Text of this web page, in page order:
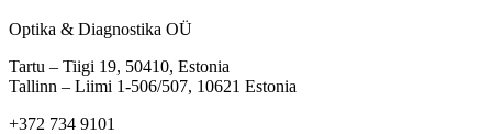
Optika & Diagnostika OÜ
Tartu – Tiigi 19, 50410, Estonia
Tallinn – Liimi 1-506/507, 10621 Estonia
+372 734 9101